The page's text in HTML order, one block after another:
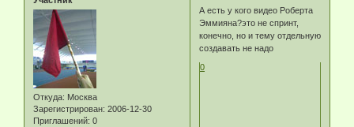
Откуда: Москва
Зарегистрирован: 2006-12-30
Приглашений: 0
А есть у кого видео Роберта
Эммияна?это не спринт,
конечно, но и тему отдельную
создавать не надо
0